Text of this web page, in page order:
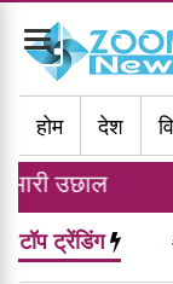
Toggle
navigation
होम
देश
उछाल
टॉप ट्रेंडिंग